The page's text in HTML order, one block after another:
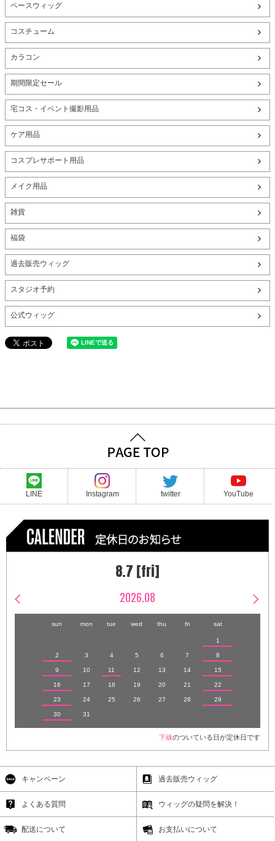
ベースウィッグ
コスチューム
カラコン
期間限定セール
宅コス・イベント撮影用品
ケア用品
コスプレサポート用品
メイク用品
雑貨
福袋
過去販売ウィッグ
スタジオ予約
公式ウィッグ
LINE Instagram twitter YouTube
8.7 [fri]
2026.08
sun mon tue wed thu fri sat
1
2 3 4 5 6 7 8
9 10 11 12 13 14 15
16 17 18 19 20 21 22
23 24 25 26 27 28 29
30 31
下線のついている日が定休日です
キャンペーン 過去販売ウィッグ
よくある質問 ウィッグの疑問を解決！
配送について お支払いについて